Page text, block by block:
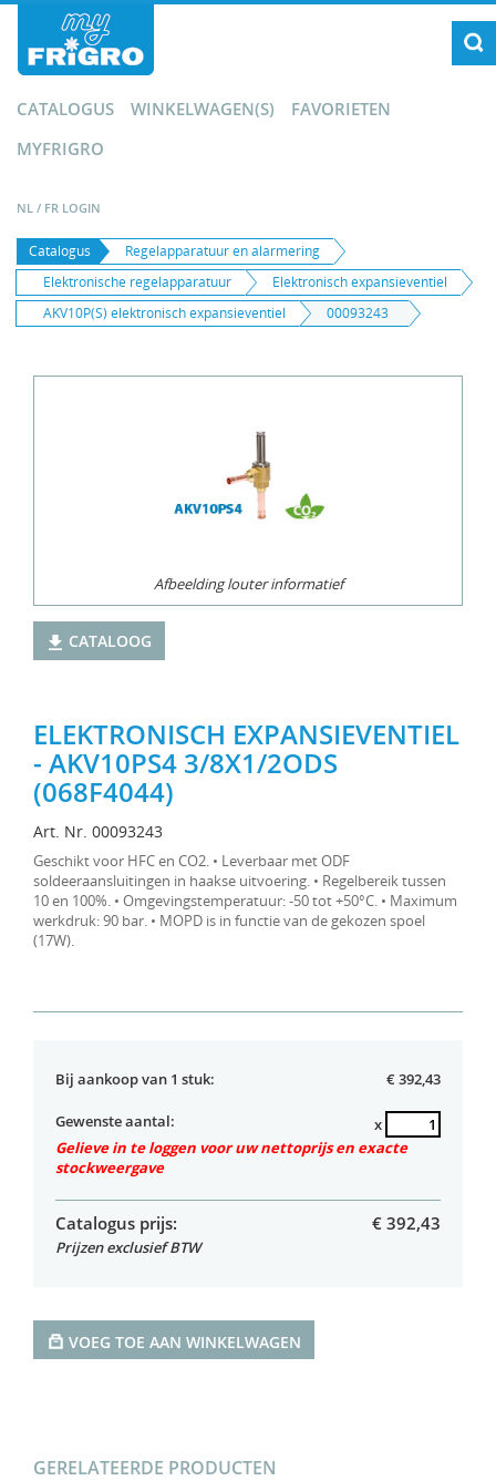
CATALOGUS WINKELWAGEN(S)
FAVORIETEN
MYFRIGRO
NL / FR LOGIN
Catalogus
Regelapparatuur en alarmering
Elektronische regelapparatuur
Elektronisch expansieventiel
AKV10P(S) elektronisch expansieventiel
00093243
Afbeelding louter informatief
CATALOOG
ELEKTRONISCH EXPANSIEVENTIEL
- AKV10PS4 3/8X1/2ODS
(068F4044)
Art. Nr. 00093243
Geschikt voor HFC en CO2. • Leverbaar met ODF
soldeeraansluitingen in haakse uitvoering. • Regelbereik tussen
10 en 100%. • Omgevingstemperatuur: -50 tot +50°C. • Maximum
werkdruk: 90 bar. • MOPD is in functie van de gekozen spoel
(17W).
Bij aankoop van 1 stuk: € 392,43
Gewenste aantal:
x
Gelieve in te loggen voor uw nettoprijs en exacte
stockweergave
Catalogus prijs:
Prijzen exclusief BTW
€ 392,43
VOEG TOE AAN WINKELWAGEN
GERELATEERDE PRODUCTEN